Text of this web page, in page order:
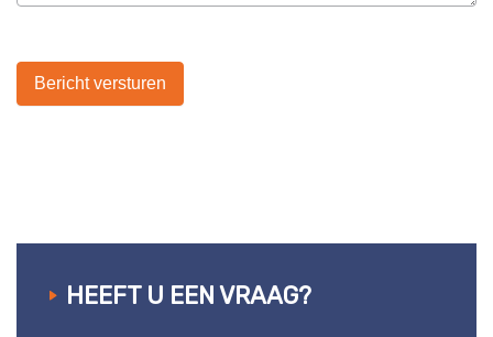
Bericht versturen
HEEFT U EEN VRAAG?